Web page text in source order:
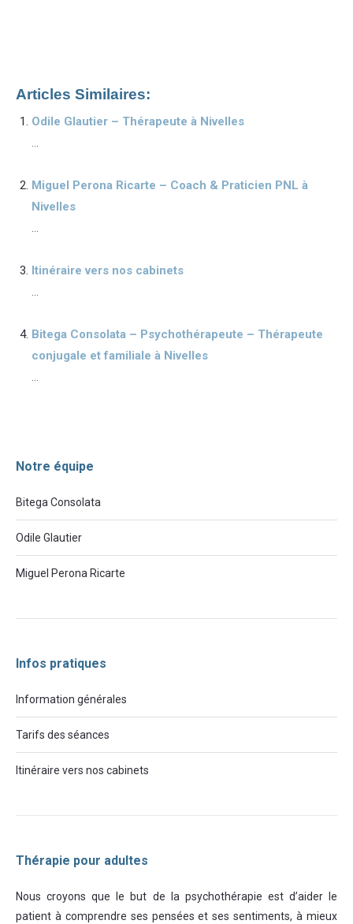
Articles Similaires:
Odile Glautier – Thérapeute à Nivelles
...
Miguel Perona Ricarte – Coach & Praticien PNL à
Nivelles
...
Itinéraire vers nos cabinets
...
Bitega Consolata – Psychothérapeute – Thérapeute
conjugale et familiale à Nivelles
...
Notre équipe
Bitega Consolata
Odile Glautier
Miguel Perona Ricarte
Infos pratiques
Information générales
Tarifs des séances
Itinéraire vers nos cabinets
Thérapie pour adultes
Nous croyons que le but de la psychothérapie est d’aider le
patient à comprendre ses pensées et ses sentiments, à mieux